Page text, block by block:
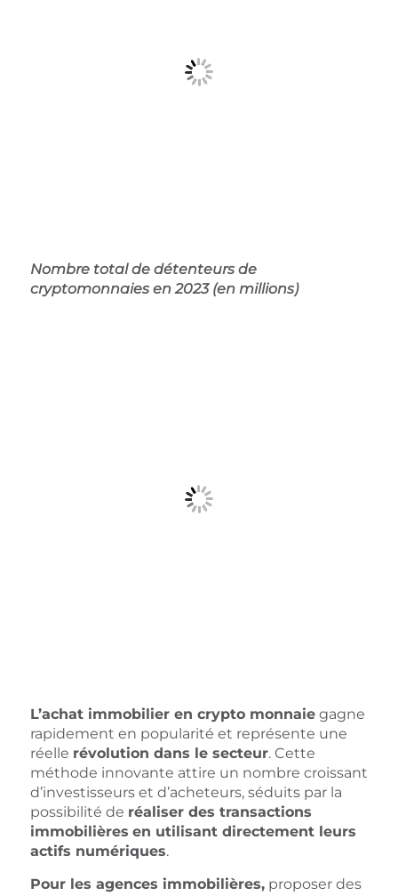
Nombre total de détenteurs de
cryptomonnaies en 2023 (en millions)
L’achat immobilier en crypto monnaiegagne
rapidement en popularité et représente une
réelle révolution dans le secteur. Cette
méthode innovante attire un nombre croissant
d’investisseurs et d’acheteurs, séduits par la
possibilité de réaliser des transactions
immobilières en utilisant directement leurs
actifs numériques.
Pour les agences immobilières,proposer des